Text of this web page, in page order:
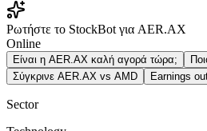
Ρωτήστε το StockBot για AER.AX
Online
Είναι η AER.AX καλή αγορά τώρα;
Σύγκρινε AER.AX vs AMD
Earnings
Sector